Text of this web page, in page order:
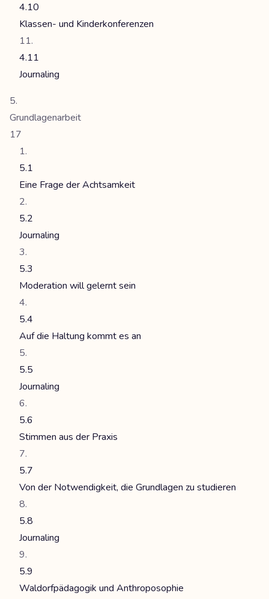
4.10
Klassen- und Kinderkonferenzen
4.11
Journaling
Grundlagenarbeit
17
5.1
Eine Frage der Achtsamkeit
5.2
Journaling
5.3
Moderation will gelernt sein
5.4
Auf die Haltung kommt es an
5.5
Journaling
5.6
Stimmen aus der Praxis
5.7
Von der Notwendigkeit, die Grundlagen zu studieren
5.8
Journaling
5.9
Waldorfpädagogik und Anthroposophie